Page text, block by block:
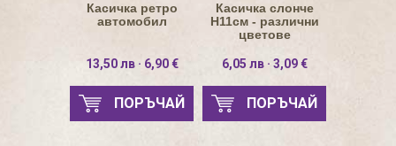
Касичка ретро
автомобил
13,50 лв · 6,90 €
ПОРЪЧАЙ
Касичка слонче
Н11см - различни
цветове
6,05 лв · 3,09 €
ПОРЪЧАЙ